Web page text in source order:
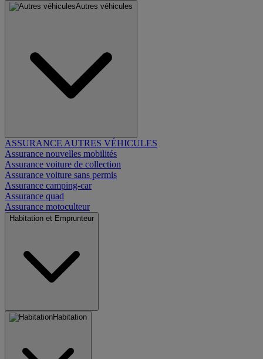
Autres véhicules
ASSURANCE AUTRES VÉHICULES
Assurance nouvelles mobilités
Assurance voiture de collection
Assurance voiture sans permis
Assurance camping-car
Assurance quad
Assurance motoculteur
Habitation et Emprunteur
Habitation